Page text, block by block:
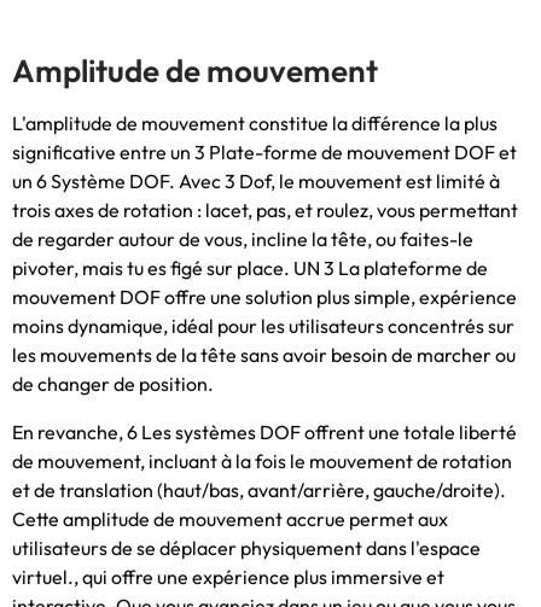
Amplitude de mouvement
L'amplitude de mouvement constitue la différence la plus
significative entre un 3 Plate-forme de mouvement DOF et
un 6 Système DOF. Avec 3 Dof, le mouvement est limité à
trois axes de rotation : lacet, pas, et roulez, vous permettant
de regarder autour de vous, incline la tête, ou faites-le
pivoter, mais tu es figé sur place. UN 3 La plateforme de
mouvement DOF offre une solution plus simple, expérience
moins dynamique, idéal pour les utilisateurs concentrés sur
les mouvements de la tête sans avoir besoin de marcher ou
de changer de position.
En revanche, 6 Les systèmes DOF ​​offrent une totale liberté
de mouvement, incluant à la fois le mouvement de rotation
et de translation (haut/bas, avant/arrière, gauche/droite).
Cette amplitude de mouvement accrue permet aux
utilisateurs de se déplacer physiquement dans l'espace
virtuel., qui offre une expérience plus immersive et